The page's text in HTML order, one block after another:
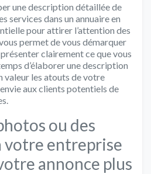
une description détaillée de
services dans un annuaire en
pour attirer l’attention des
permet de vous démarquer
clairement ce que vous
d’élaborer une description
valeur les atouts de votre
aux clients potentiels de
ou des
votre entreprise
annonce plus